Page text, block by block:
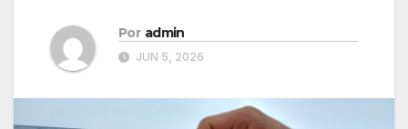
Por admin
JUN 5, 2026